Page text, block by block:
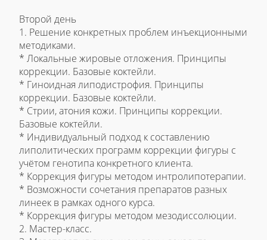
Второй день
1. Решение конкретных проблем инъекционными
методиками.
* Локальные жировые отложения. Принципы
коррекции. Базовые коктейли.
* Гиноидная липодистрофия. Принципы
коррекции. Базовые коктейли.
* Стрии, атония кожи. Принципы коррекции.
Базовые коктейли.
* Индивидуальный подход к составлению
липолитических программ коррекции фигуры с
учётом генотипа конкретного клиента.
* Коррекция фигуры методом интролипотерапии.
* Возможности сочетания препаратов разных
линеек в рамках одного курса.
* Коррекция фигуры методом мезодиссолюции.
2. Мастер-класс.